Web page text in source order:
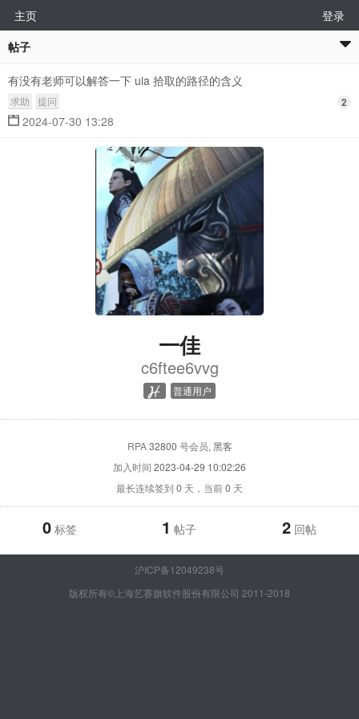
主页
登录
帖子
有没有老师可以解答一下 uia 拾取的路径的含义
求助 提问
2024-07-30 13:28
2
一佳
c6ftee6vvg
普通用户
RPA32800 号会员, 黑客
加入时间 2023-04-29 10:02:26
最长连续签到 0 天，当前0 天
0 标签 1 帖子 2 回帖
沪ICP备12049238号
版权所有©上海艺赛旗软件股份有限公司 2011-2018